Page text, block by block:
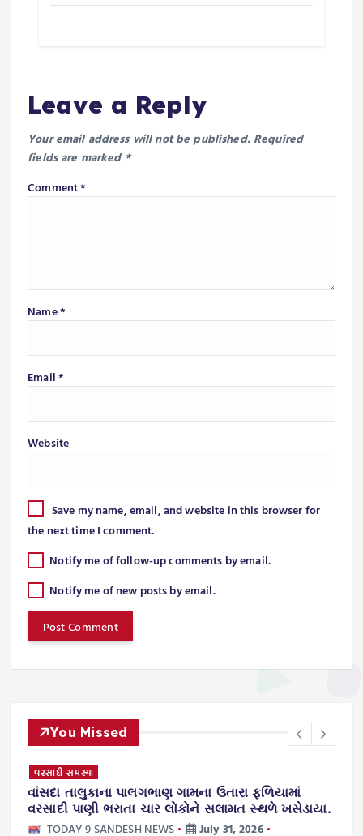
Leave a Reply
Your email address will not be published. Required
fields are marked *
Comment*
Name*
Email*
Website
Save my name, email, and website in this browser for
the next time I comment.
Notify me of follow-up comments by email.
Notify me of new posts by email.
You Missed
વરસાદી સમસ્યા
વાંસદા તાલુકાના પાલગભાણ ગામના ઉતારા ફળિયામાં
વરસાદી પાણી ભરાતા ચાર લોકોને સલામત સ્થળે ખસેડાયા.
TODAY 9 SANDESH NEWS July 31, 2026